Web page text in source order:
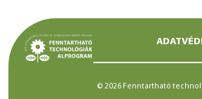
© 2026 Fenntartható